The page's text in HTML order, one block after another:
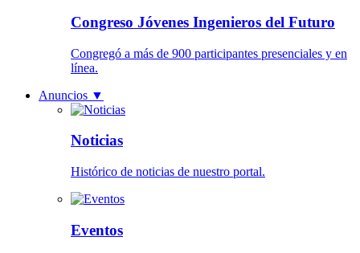
Congreso Jóvenes Ingenieros del Futuro
Congregó a más de 900 participantes presenciales y en
línea.
Anuncios ▼
Noticias
Histórico de noticias de nuestro portal.
Eventos